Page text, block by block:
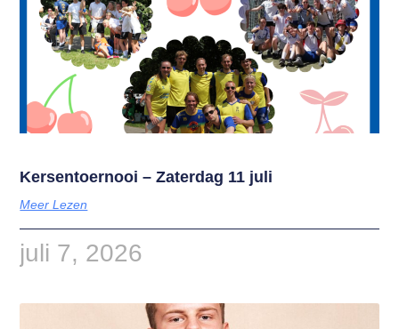
Kersentoernooi – Zaterdag 11 juli
Meer Lezen
juli 7, 2026